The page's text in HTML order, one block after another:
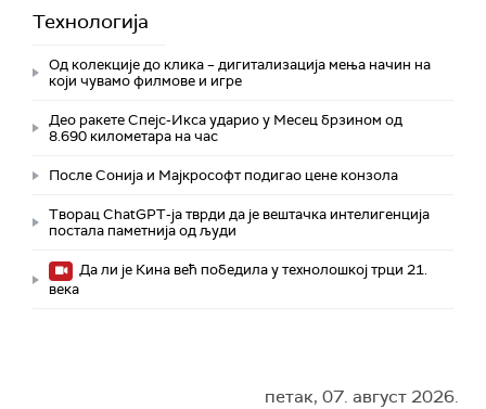
Технологијa
Од колекције до клика – дигитализација мења начин на
који чувамо филмове и игре
Део ракете Спејс-Икса ударио у Месец брзином од
8.690 километара на час
После Сонија и Мајкрософт подигао цене конзола
Творац ChatGPT-ја тврди да је вештачка интелигенција
постала паметнија од људи
Да ли је Кина већ победила у технолошкој трци 21.
века
петак, 07. август 2026.